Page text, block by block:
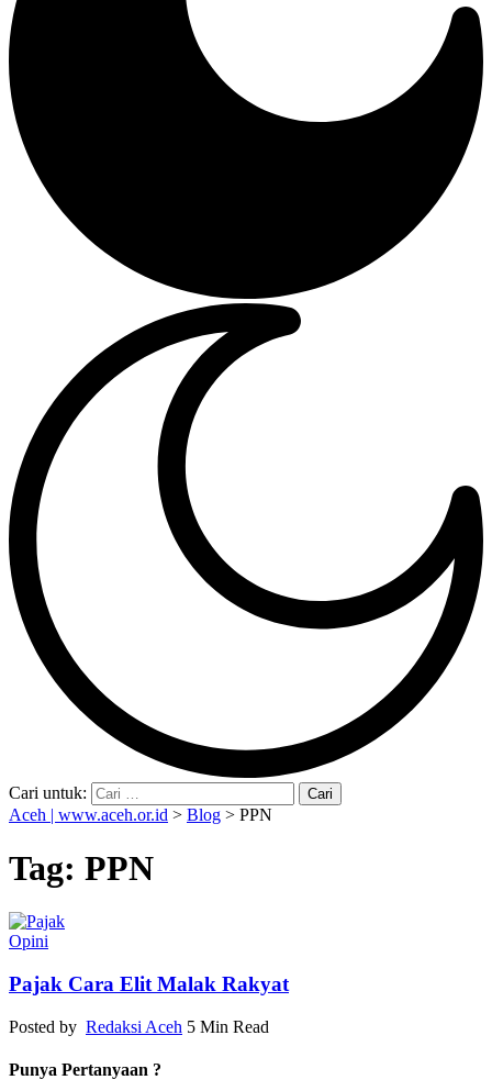
Cari untuk:
Aceh | www.aceh.or.id > Blog > PPN
Tag: PPN
Opini
Pajak Cara Elit Malak Rakyat
Posted by Redaksi Aceh 5 Min Read
Punya Pertanyaan ?